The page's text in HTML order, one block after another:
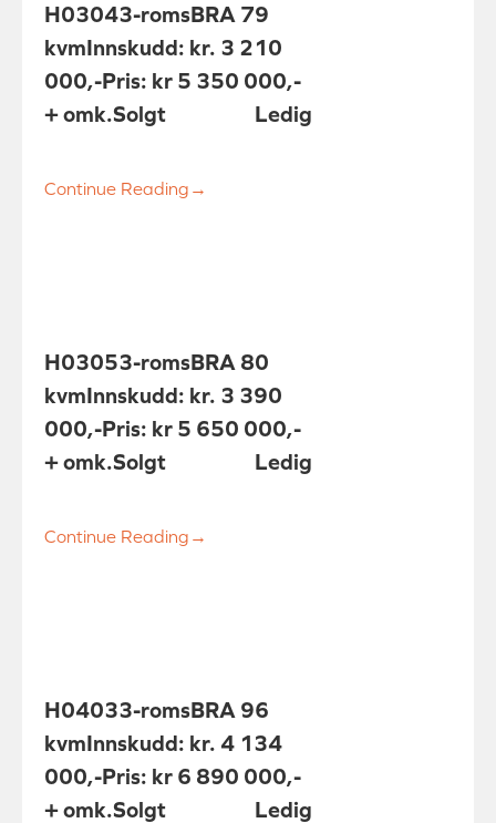
H03043-romsBRA 79
kvmInnskudd: kr. 3 210
000,-Pris: kr 5 350 000,-
+ omk.
Ledig
Solgt
Continue Reading →
H03053-romsBRA 80
kvmInnskudd: kr. 3 390
000,-Pris: kr 5 650 000,-
+ omk.
Ledig
Solgt
Continue Reading →
H04033-romsBRA 96
kvmInnskudd: kr. 4 134
000,-Pris: kr 6 890 000,-
+ omk.
Ledig
Solgt